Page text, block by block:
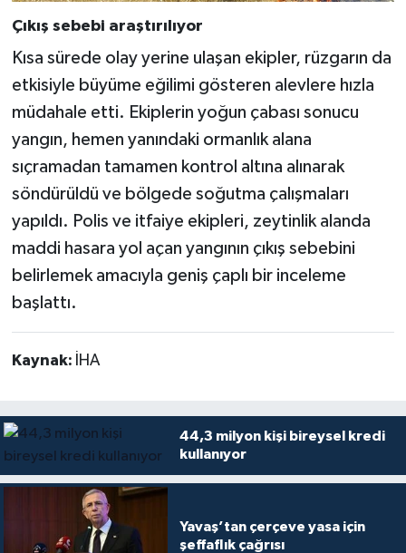
Çıkış sebebi araştırılıyor
Kısa sürede olay yerine ulaşan ekipler, rüzgarın da
etkisiyle büyüme eğilimi gösteren alevlere hızla
müdahale etti. Ekiplerin yoğun çabası sonucu
yangın, hemen yanındaki ormanlık alana
sıçramadan tamamen kontrol altına alınarak
söndürüldü ve bölgede soğutma çalışmaları
yapıldı. Polis ve itfaiye ekipleri, zeytinlik alanda
maddi hasara yol açan yangının çıkış sebebini
belirlemek amacıyla geniş çaplı bir inceleme
başlattı.
Kaynak: İHA
44,3 milyon kişi bireysel kredi
kullanıyor
Yavaş’tan çerçeve yasa için
şeffaflık çağrısı